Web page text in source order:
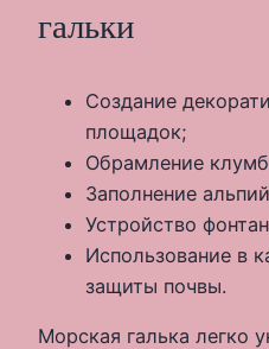
гальки
Создание
площадок;
Обрамление
Заполнение
Устройство
Использование в
защиты почвы.
Морская галька легко